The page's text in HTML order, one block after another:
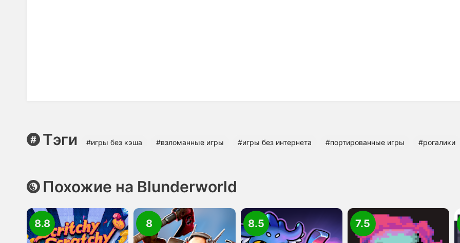
Тэги #игры без кэша #взломанные игры #игры без интернета #портированные игры #рогалики
Похожие на Blunderworld
8.8 8 8.5 7.5